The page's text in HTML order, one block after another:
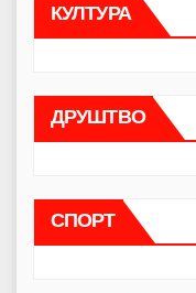
КУЛТУРА
ДРУШТВО
СПОРТ